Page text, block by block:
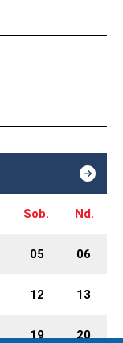
Sob. Nd.
05 06
12 13
19 20